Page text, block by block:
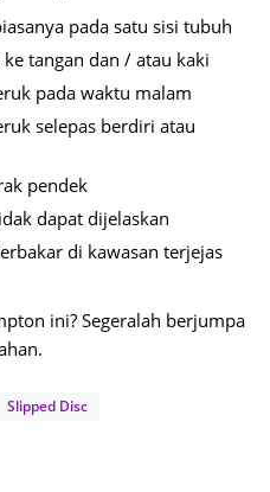
pada satu sisi tubuh
tangan dan / atau kaki
pada waktu malam
selepas berdiri atau
pendek
dapat dijelaskan
di kawasan terjejas
ini? Segeralah berjumpa
Slipped Disc